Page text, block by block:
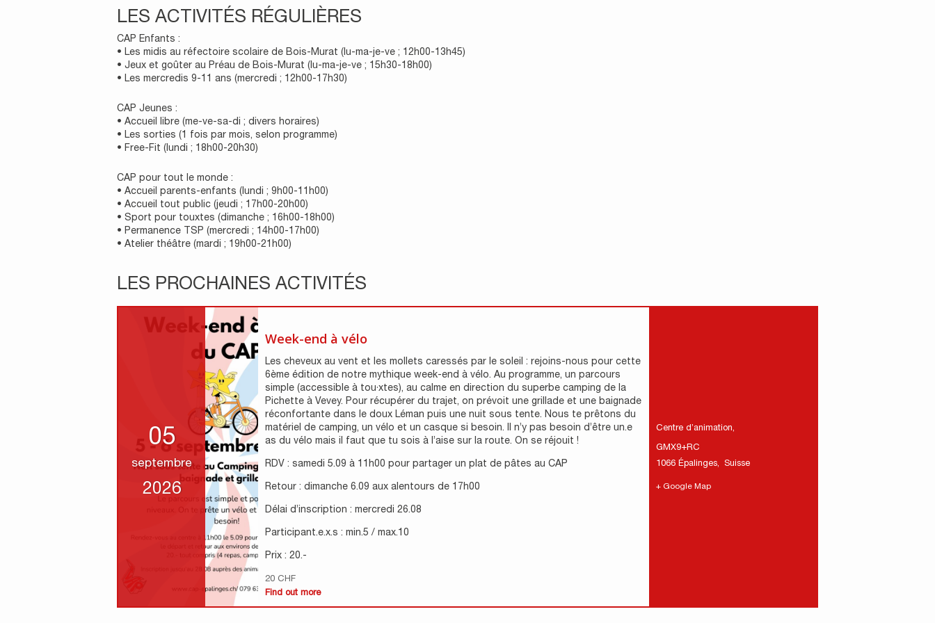
LES ACTIVITÉS RÉGULIÈRES
CAP Enfants :
• Les midis au réfectoire scolaire de Bois-Murat (lu-ma-je-ve ; 12h00-13h45)
• Jeux et goûter au Préau de Bois-Murat (lu-ma-je-ve ; 15h30-18h00)
• Les mercredis 9-11 ans (mercredi ; 12h00-17h30)
CAP Jeunes :
• Accueil libre (me-ve-sa-di ; divers horaires)
• Les sorties (1 fois par mois, selon programme)
• Free-Fit (lundi ; 18h00-20h30)
CAP pour tout le monde :
• Accueil parents-enfants (lundi ; 9h00-11h00)
• Accueil tout public (jeudi ; 17h00-20h00)
• Sport pour touxtes (dimanche ; 16h00-18h00)
• Permanence TSP (mercredi ; 14h00-17h00)
• Atelier théâtre (mardi ; 19h00-21h00)
LES PROCHAINES ACTIVITÉS
05
septembre
2026
Week-end à vélo
Les cheveux au vent et les mollets caressés par le soleil : rejoins-nous pour cette
6ème édition de notre mythique week-end à vélo. Au programme, un parcours
simple (accessible à tou·xtes), au calme en direction du superbe camping de la
Pichette à Vevey. Pour récupérer du trajet, on prévoit une grillade et une baignade
réconfortante dans le doux Léman puis une nuit sous tente. Nous te prêtons du
matériel de camping, un vélo et un casque si besoin. Il n’y pas besoin d’être un.e
as du vélo mais il faut que tu sois à l’aise sur la route. On se réjouit !
RDV : samedi 5.09 à 11h00 pour partager un plat de pâtes au CAP
Retour : dimanche 6.09 aux alentours de 17h00
Délai d’inscription : mercredi 26.08
Participant.e.x.s : min.5 / max.10
Prix : 20.-
20 CHF
Find out more
Centre d’animation
GMX9+RC
1066 Épalinges
Suisse
+ Google Map